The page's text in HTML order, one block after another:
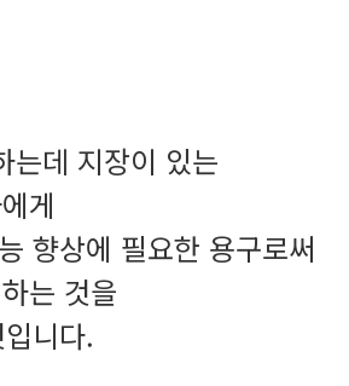
는데 지장이 있는
게
향상에 필요한 용구로써
는 것을
니다.